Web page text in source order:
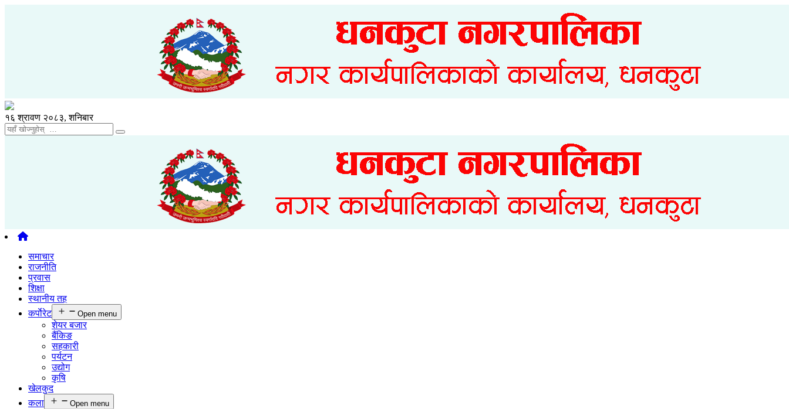
१६ श्रावण २०८३, शनिबार
समाचार
राजनीति
प्रवास
शिक्षा
स्थानीय तह
कर्पाेरेट
Open menu
शेयर बजार
बैंकिङ
सहकारी
पर्यटन
उद्योग
कृषि
खेलकुद
कला
Open menu